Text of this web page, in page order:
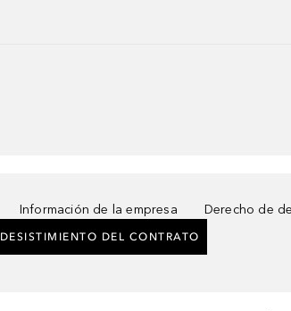
Información de la empresa Derecho de
DESISTIMIENTO DEL CONTRATO